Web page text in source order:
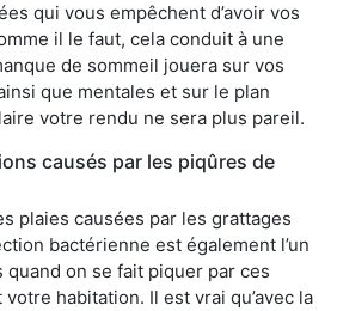
qui vous empêchent d’avoir vos
il le faut, cela conduit à une
de sommeil jouera sur vos
que mentales et sur le plan
votre rendu ne sera plus pareil.
causés par les piqûres de
plaies causées par les grattages
bactérienne est également l’un
on se fait piquer par ces
habitation. Il est vrai qu’avec la